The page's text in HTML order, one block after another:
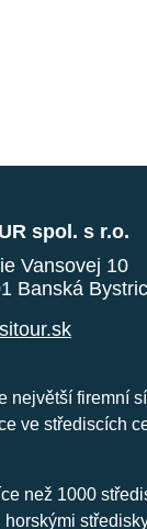
spol. s r.o.
Vansovej 10
Banská
největší firemní
ve střediscích
než 1000
horskými